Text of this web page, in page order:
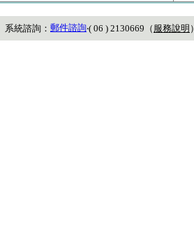
系統諮詢： 郵件諮詢‧( 06 ) 2130669（ 服務說明